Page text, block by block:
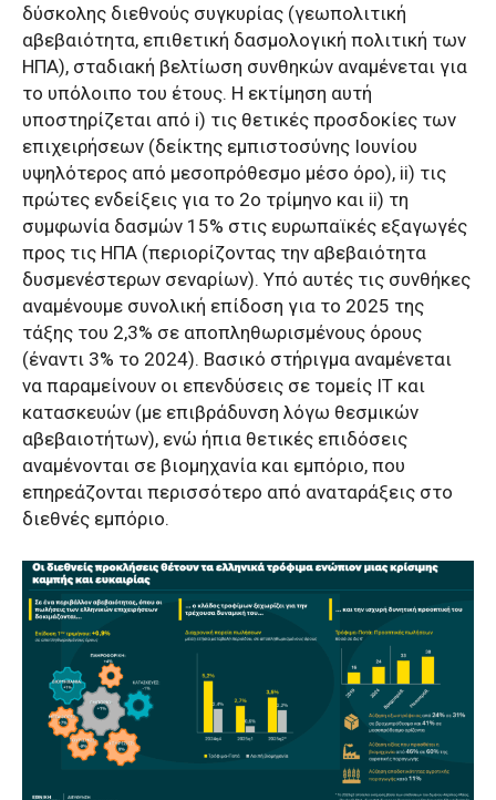
δύσκολης διεθνούς συγκυρίας (γεωπολιτική
αβεβαιότητα, επιθετική δασμολογική πολιτική των
ΗΠΑ), σταδιακή βελτίωση συνθηκών αναμένεται για
το υπόλοιπο του έτους. Η εκτίμηση αυτή
υποστηρίζεται από i) τις θετικές προσδοκίες των
επιχειρήσεων (δείκτης εμπιστοσύνης Ιουνίου
υψηλότερος από μεσοπρόθεσμο μέσο όρο), ii) τις
πρώτες ενδείξεις για το 2ο τρίμηνο και ii) τη
συμφωνία δασμών 15% στις ευρωπαϊκές εξαγωγές
προς τις ΗΠΑ (περιορίζοντας την αβεβαιότητα
δυσμενέστερων σεναρίων). Υπό αυτές τις συνθήκες
αναμένουμε συνολική επίδοση για το 2025 της
τάξης του 2,3% σε αποπληθωρισμένους όρους
(έναντι 3% το 2024). Βασικό στήριγμα αναμένεται
να παραμείνουν οι επενδύσεις σε τομείς ΙΤ και
κατασκευών (με επιβράδυνση λόγω θεσμικών
αβεβαιοτήτων), ενώ ήπια θετικές επιδόσεις
αναμένονται σε βιομηχανία και εμπόριο, που
επηρεάζονται περισσότερο από αναταράξεις στο
διεθνές εμπόριο.